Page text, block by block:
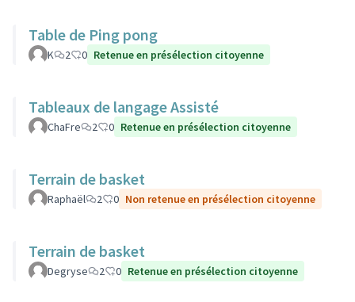
Table de Ping pong
K 2 0 Retenue en présélection citoyenne
Tableaux de langage Assisté
ChaFre 2 0 Retenue en présélection citoyenne
Terrain de basket
Raphaël 2 0 Non retenue en présélection citoyenne
Terrain de basket
Degryse 2 0 Retenue en présélection citoyenne